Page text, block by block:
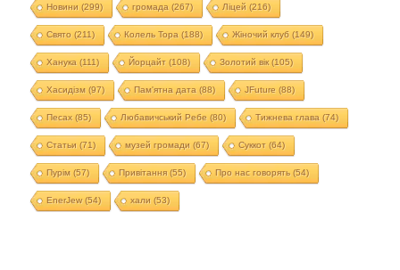
Новини (299) громада (267) Ліцей (216)
Свято (211) Колель Тора (188) Жіночий клуб (149)
Ханука (111) Йорцайт (108) Золотий вік(105)
Хасидізм (97) Пам'ятна дата (88) JFuture (88)
Песах(85) Любавичський Ребе (80) Тижнева глава (74)
Статьи (71) музей громади (67) Суккот (64)
Пурім (57) Привітання(55) Про нас говорять (54)
EnerJew(54) хали (53)